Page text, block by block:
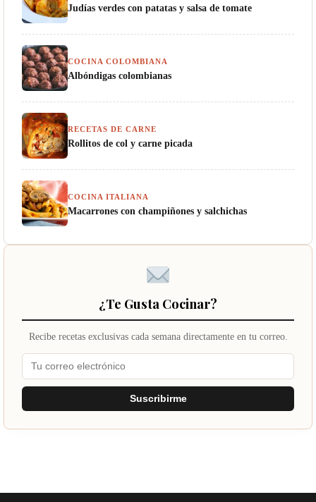
Judías verdes con patatas y salsa de tomate
COCINA COLOMBIANA
Albóndigas colombianas
RECETAS DE CARNE
Rollitos de col y carne picada
COCINA ITALIANA
Macarrones con champiñones y salchichas
¿Te Gusta Cocinar?
Recibe recetas exclusivas cada semana directamente en tu correo.
Suscribirme